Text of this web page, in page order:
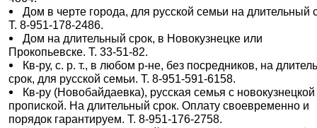
Дом в черте города, для русской семьи на длительный
Т. 8-951-178-2486.
Дом на длительный срок, в Новокузнецке или
Прокопьевске. Т. 33-51-82.
Кв-ру, с. р. т., в любом р-не, без посредников, на
срок, для русской семьи. Т. 8-951-591-6158.
Кв-ру (Новобайдаевка), русская семья с новокузнецкой
пропиской. На длительный срок. Оплату своевременно и
порядок гарантируем. Т. 8-951-176-2758.